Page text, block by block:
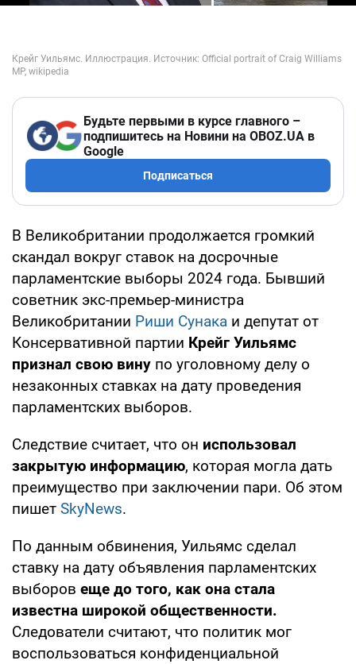
Будьте первыми в курсе главного –
подпишитесь на Новини на OBOZ.UA в
Google
Подписаться
В Великобритании продолжается громкий
скандал вокруг ставок на досрочные
парламентские выборы 2024 года. Бывший
советник экс-премьер-министра
Великобритании Риши Сунака и депутат от
Консервативной партии Крейг Уильямс
признал свою вину по уголовному делу о
незаконных ставках на дату проведения
парламентских выборов.
Следствие считает, что он использовал
закрытую информацию, которая могла дать
преимущество при заключении пари. Об этом
пишет SkyNews.
По данным обвинения, Уильямс сделал
ставку на дату объявления парламентских
выборов еще до того, как она стала
известна широкой общественности.
Следователи считают, что политик мог
воспользоваться конфиденциальной